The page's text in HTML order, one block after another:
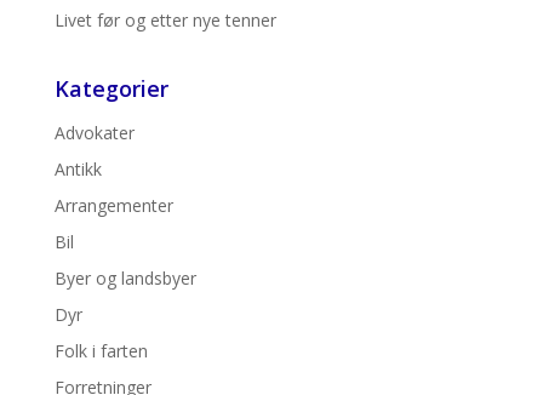
Livet før og etter nye tenner
Kategorier
Advokater
Antikk
Arrangementer
Bil
Byer og landsbyer
Dyr
Folk i farten
Forretninger